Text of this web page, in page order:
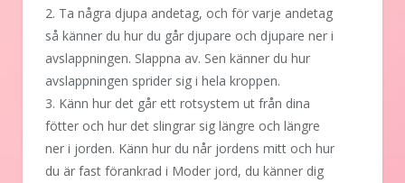
2. Ta några djupa andetag, och för varje andetag
så känner du hur du går djupare och djupare ner i
avslappningen. Slappna av. Sen känner du hur
avslappningen sprider sig i hela kroppen.
3. Känn hur det går ett rotsystem ut från dina
fötter och hur det slingrar sig längre och längre
ner i jorden. Känn hur du når jordens mitt och hur
du är fast förankrad i Moder jord, du känner dig